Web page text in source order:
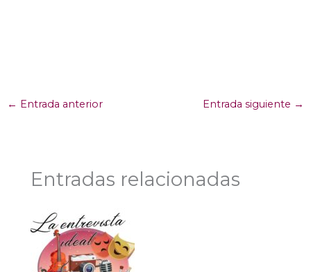
← Entrada anterior Entrada siguiente →
Entradas relacionadas